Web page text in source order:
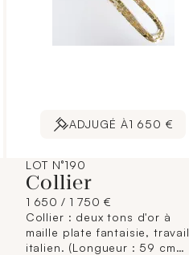
ADJUGÉ À1 650 €
LOT N°190
Collier
1 650 / 1 750 €
Collier : deux tons d'or à
maille plate fantaisie, travail
italien. (Longueur : 59 cm